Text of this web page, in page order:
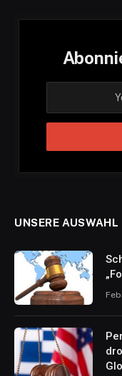
UNSERE AUSWAHL